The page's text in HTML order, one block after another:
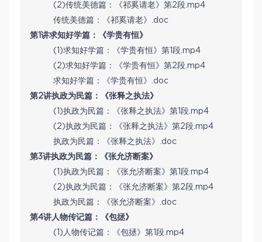
(2)传统美德篇：《祁奚请老》第2段.mp4
传统美德篇：《祁奚请老》.doc
第1讲求知好学篇：《学贵有恒》
(1)求知好学篇：《学贵有恒》第1段.mp4
(2)求知好学篇：《学贵有恒》第2段.mp4
求知好学篇：《学贵有恒》.doc
第2讲执政为民篇：《张释之执法》
(1)执政为民篇：《张释之执法》第1段.mp4
(2)执政为民篇：《张释之执法》第2段.mp4
执政为民篇：《张释之执法》.doc
第3讲执政为民篇：《张允济断案》
(1)执政为民篇：《张允济断案》第1段.mp4
(2)执政为民篇：《张允济断案》第2段.mp4
执政为民篇：《张允济断案》.doc
第4讲人物传记篇：《包拯》
(1)人物传记篇：《包拯》第1段.mp4